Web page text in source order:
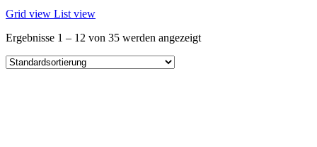
Grid view List view
Ergebnisse 1 – 12 von 35 werden angezeigt